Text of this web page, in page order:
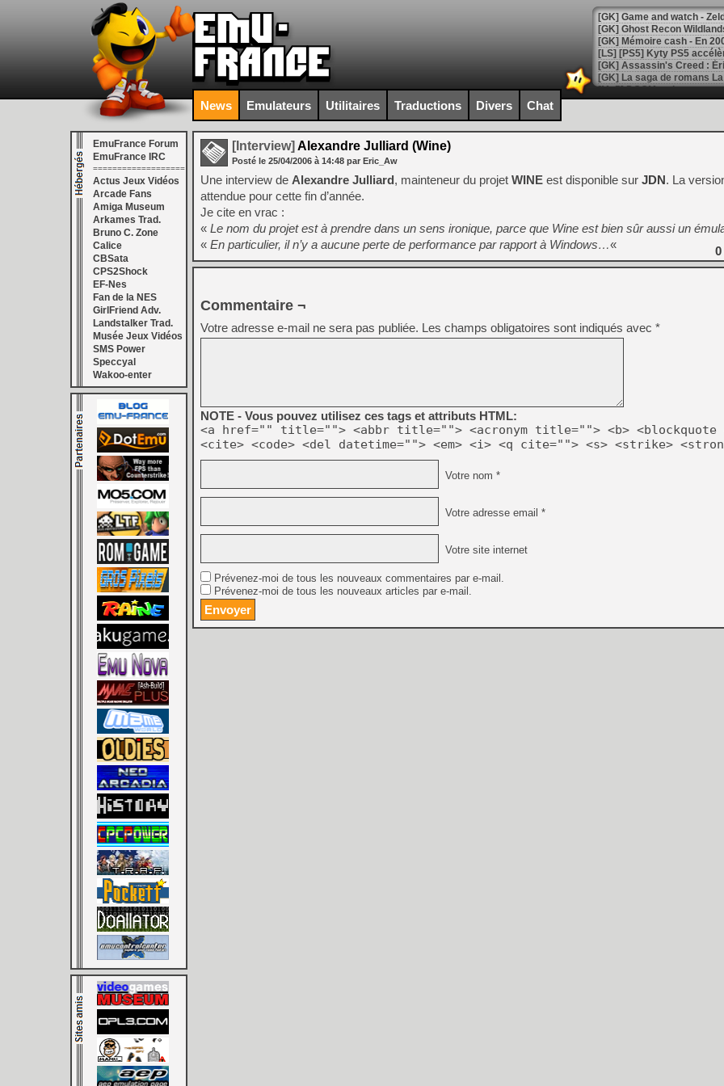
[Mo5] DOOM arrive en
[GK] Bethesda fête les 30
[GK] Roblox : l'action en
[GK] Agenda - GeForce
[GK] Devolver Digital en a
[LS] [PS5] ps5-y2jb-
[GK] Pourquoi Marvel
[GK] Test : Restory : Chill
[GK] GTA 6 : Rockstar
[GK] Hot Wheels Infinite
[GK] Mémoire cash -
[GK] Résultats Nintendo :
[GK] Déjà des
[Mo5] Brickboy cherche à
[GK] Minecraft et ses «
[GK] Beast of
[GK] Ubisoft : fin de partie
[GK] Mémoire cash -
[GK] Dan Houser (GTA)
[GK] Comment EA Sports
[GK] Crimson Moon : un
[GK] Isle of Reveries : le
[GK] Moonlighter 2 : The
[GK] Capcom relance
[Mo5] Deux inédits du
[GK] Le beat'em up The
[GK] Endless Legend 2 :
[LS] [PS5] Premiers
News Emulateurs Utilitaires Traductions Divers Chat
EmuFrance Forum
EmuFrance IRC
===================
Actus Jeux Vidéos
Arcade Fans
Amiga Museum
Arkames Trad.
Bruno C. Zone
Calice
CBSata
CPS2Shock
EF-Nes
Fan de la NES
GirlFriend Adv.
Landstalker Trad.
Musée Jeux Vidéos
SMS Power
Speccyal
Wakoo-enter
[Interview] Alexandre Julliard (Wine)
Posté le 25/04/2006 à 14:48 par Eric_Aw
Une interview de Alexandre Julliard, mainteneur du projet WINE est disponible sur JDN. La
attendue pour cette fin d’année.
Je cite en vrac :
« Le nom du projet est à prendre dans un sens ironique, parce que Wine est bien sûr aussi un
« En particulier, il n’y a aucune perte de performance par rapport à Windows…« 0
Commentaire ¬
Votre adresse e-mail ne sera pas publiée. Les champs obligatoires sont indiqués avec *
NOTE - Vous pouvez utilisez ces tags et attributs HTML:
<a href="" title=""> <abbr title=""> <acronym title=""> <b> <blockquote
<cite> <code> <del datetime=""> <em> <i> <q cite=""> <s> <strike>
Votre nom *
Votre adresse email *
Votre site internet
Prévenez-moi de tous les nouveaux commentaires par e-mail.
Prévenez-moi de tous les nouveaux articles par e-mail.